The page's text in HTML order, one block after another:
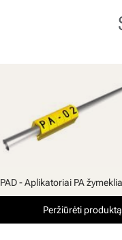
PAD - Aplikatoriai PA
Peržiūrėti produktą